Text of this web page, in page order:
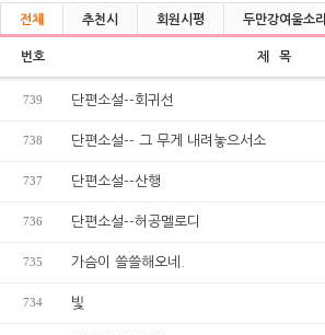
전체 추천시 회원시평 두만강여울소리
번호 제 목
739 단편소설--회귀선
738 단편소설-- 그 무게 내려놓으서소
737 단편소설--산행
736 단편소설--허공멜로디
735 가슴이 쓸쓸해오네.
734 빛